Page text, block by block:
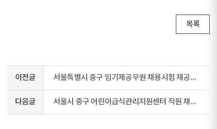
목록
이전글 서울특별시 중구 임기제공무원 채용시험 재공고(로더운전, 자살예방전담인력)
다음글 서울시 중구 어린이급식관리지원센터 직원 채용공고